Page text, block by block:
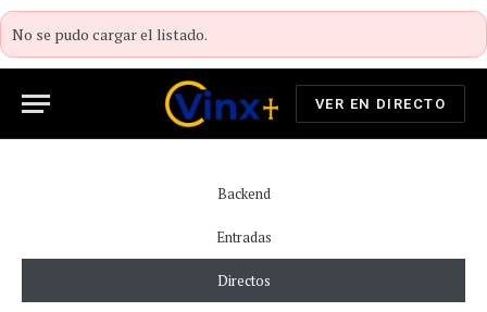
No se pudo cargar el listado.
VER EN DIRECTO
Backend
Entradas
Directos